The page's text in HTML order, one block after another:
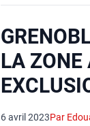
LA ZONE
6 avril 2023Par